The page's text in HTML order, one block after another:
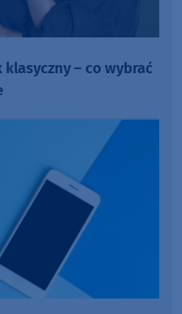
– co wybrać